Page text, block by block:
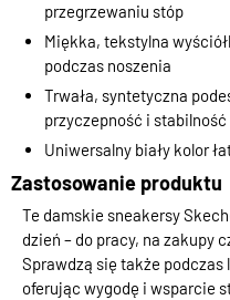
przegrzewaniu stóp
Miękka, tekstylna
podczas noszenia
Trwała, syntetyczna
przyczepność i stabilność
Uniwersalny biały kolor
Zastosowanie produktu
Te damskie sneakersy
dzień – do pracy, na zakupy
Sprawdzą się także
oferując wygodę i wsparcie